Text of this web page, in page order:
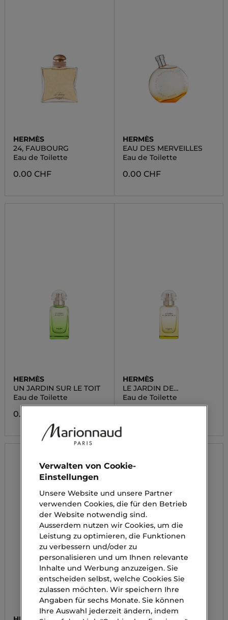
HERMÈS
24, FAUBOURG
Eau de Toilette
0.00 CHF
HERMÈS
EAU DES MERVEILLES
Eau de Toilette
0.00 CHF
HERMÈS
UN JARDIN SUR LE TOIT
Eau de Toilette
0.00 CHF
HERMÈS
LE JARDIN DE
MONSIEUR LI
Eau de Toilette
Verwalten von Cookie-
Einstellungen
Unsere Website und unsere Partner
verwenden Cookies, die für den Betrieb
der Website notwendig sind.
Ausserdem nutzen wir Cookies, um die
Leistung zu optimieren, die Funktionen
zu verbessern und/oder zu
personalisieren und um Ihnen relevante
Inhalte und Werbung anzuzeigen. Sie
entscheiden selbst, welche Cookies Sie
zulassen möchten. Wir speichern Ihre
Angaben für sechs Monate. Sie können
Ihre Auswahl jederzeit ändern, indem